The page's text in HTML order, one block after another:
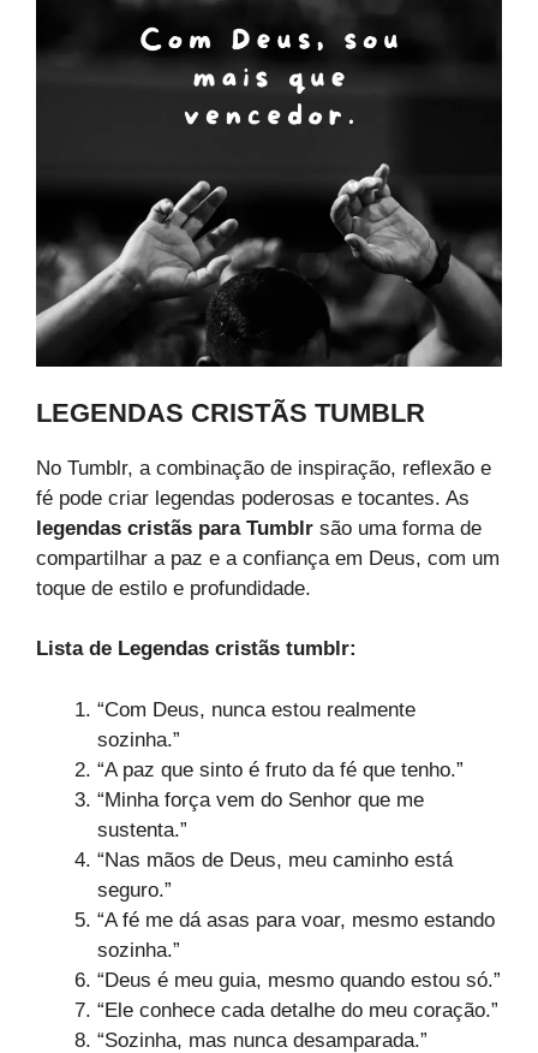
LEGENDAS CRISTÃS TUMBLR
No Tumblr, a combinação de inspiração, reflexão e
fé pode criar legendas poderosas e tocantes. As
legendas cristãs para Tumblr são uma forma de
compartilhar a paz e a confiança em Deus, com um
toque de estilo e profundidade.
Lista de Legendas cristãs tumblr:
“Com Deus, nunca estou realmente
sozinha.”
“A paz que sinto é fruto da fé que tenho.”
“Minha força vem do Senhor que me
sustenta.”
“Nas mãos de Deus, meu caminho está
seguro.”
“A fé me dá asas para voar, mesmo estando
sozinha.”
“Deus é meu guia, mesmo quando estou só.”
“Ele conhece cada detalhe do meu coração.”
“Sozinha, mas nunca desamparada.”